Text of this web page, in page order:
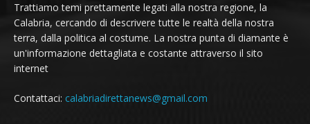
Trattiamo temi prettamente legati alla nostra regione, la
Calabria, cercando di descrivere tutte le realtà della nostra
terra, dalla politica al costume. La nostra punta di diamante è
un'informazione dettagliata e costante attraverso il sito
internet
Contattaci: calabriadirettanews@gmail.com